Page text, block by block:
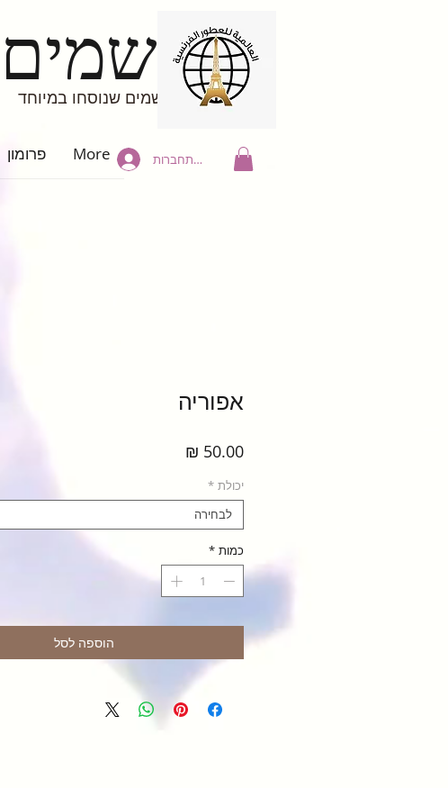
בשמים
בשמים שנוסחו במיוחד
פרומון More להתחברות
אפוריה
יכולת *
לבחירה
כמות *
הוספה לסל